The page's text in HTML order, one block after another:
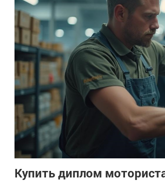
Купить диплом